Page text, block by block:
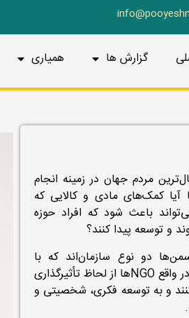
گزارش ها همیاری
مردم جهان در زمینه انجام
آیا کمک­‌های مادی و کالایی که
باعث شود که افراد حوزه
و توسعه پیدا کنند؟
دو نوع سازمان‌اند که با
شیوه‌های کاری متفاوتی فعالیت می‌کنند، در واقع NGOها از لحاظ تأثیرگذاری
و به توسعه فکری، شخصیتی و